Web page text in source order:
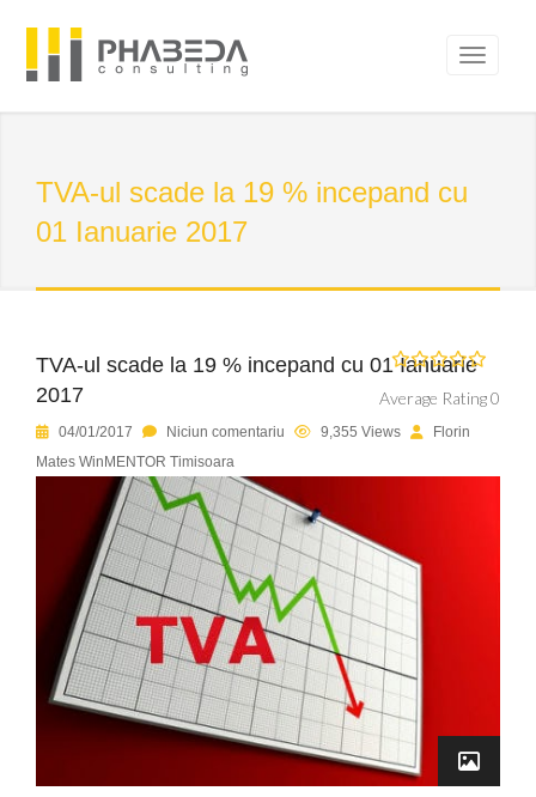
TVA-ul scade la 19 % incepand cu
01 Ianuarie 2017
TVA-ul scade la 19 % incepand cu 01 Ianuarie
2017
Average Rating 0
04/01/2017 Niciun comentariu 9,355 Views
Florin
Mates WinMENTOR Timisoara